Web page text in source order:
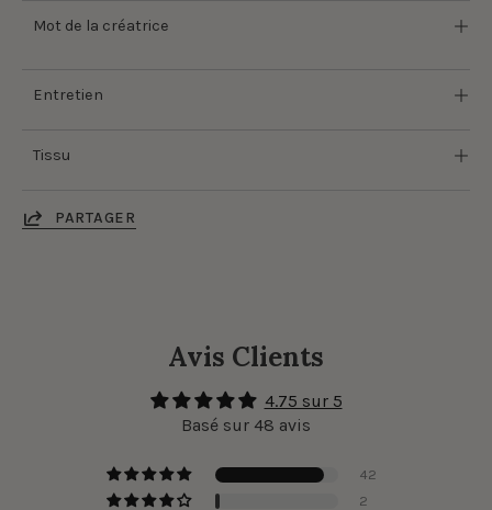
Mot de la créatrice
Entretien
Tissu
PARTAGER
Avis Clients
4.75 sur 5
Basé sur 48 avis
42
2